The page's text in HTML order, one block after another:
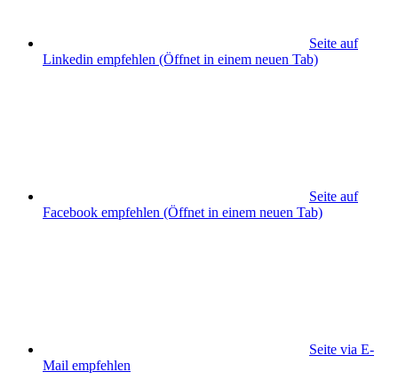
Seite auf
Linkedin empfehlen (Öffnet in einem neuen Tab)
Seite auf
Facebook empfehlen (Öffnet in einem neuen Tab)
Seite via E-
Mail empfehlen